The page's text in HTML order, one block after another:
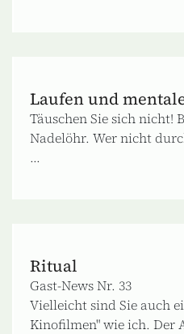
Laufen und
Täuschen Sie sich nicht!
Nadelöhr. Wer nicht
...
Ritual
Gast-News Nr. 33
Vielleicht sind Sie auch
Kinofilmen" wie ich. Der